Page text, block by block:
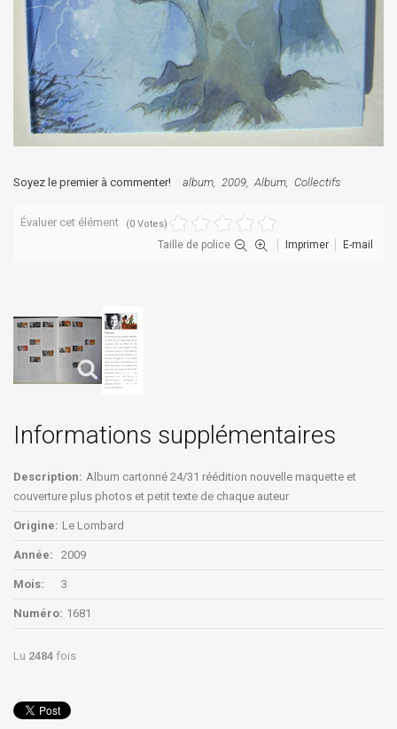
Soyez le premier à commenter! album 2009 Album Collectifs
Évaluer cet élément (0 Votes)
Taille de police Imprimer E-mail
Informations supplémentaires
Description: Album cartonné 24/31 réédition nouvelle maquette et
couverture plus photos et petit texte de chaque auteur
Origine: Le Lombard
Année: 2009
Mois: 3
Numéro: 1681
Lu 2484 fois